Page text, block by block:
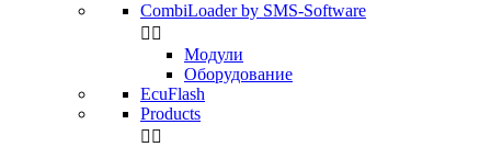
CombiLoader by SMS-Software
 
Модули
Оборудование
EcuFlash
Products
 